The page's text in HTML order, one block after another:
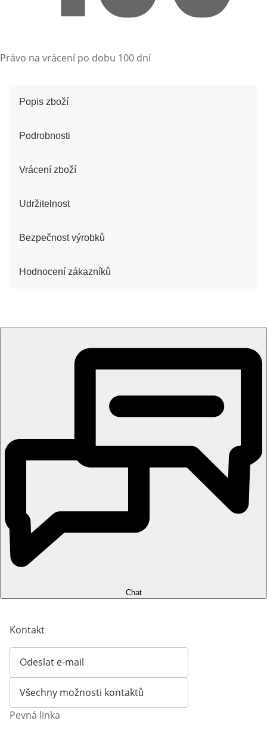
Právo na vrácení po dobu 100 dní
Popis zboží
Podrobnosti
Vrácení zboží
Udržitelnost
Bezpečnost výrobků
Hodnocení zákazníků
Chat
Kontakt
Odeslat e-mail
Otevírá e-mailového klienta
Všechny možnosti kontaktů
Pevná linka